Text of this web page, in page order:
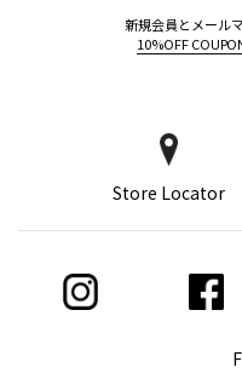
Store Locator
新規会員とメール
10%OFF